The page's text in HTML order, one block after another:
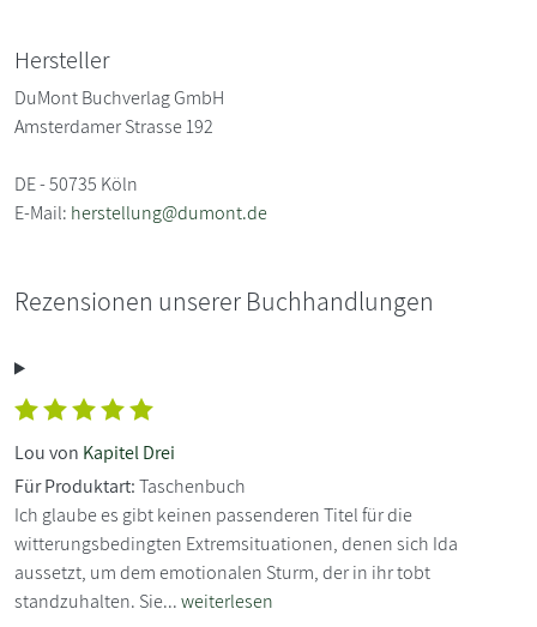
Hersteller
DuMont Buchverlag GmbH
Amsterdamer Strasse 192
DE - 50735 Köln
E-Mail: herstellung@dumont.de
Rezensionen unserer Buchhandlungen
Lou von Kapitel Drei
Für Produktart:Taschenbuch
Ich glaube es gibt keinen passenderen Titel für die
witterungsbedingten Extremsituationen, denen sich Ida
aussetzt, um dem emotionalen Sturm, der in ihr tobt
standzuhalten. Sie...weiterlesen